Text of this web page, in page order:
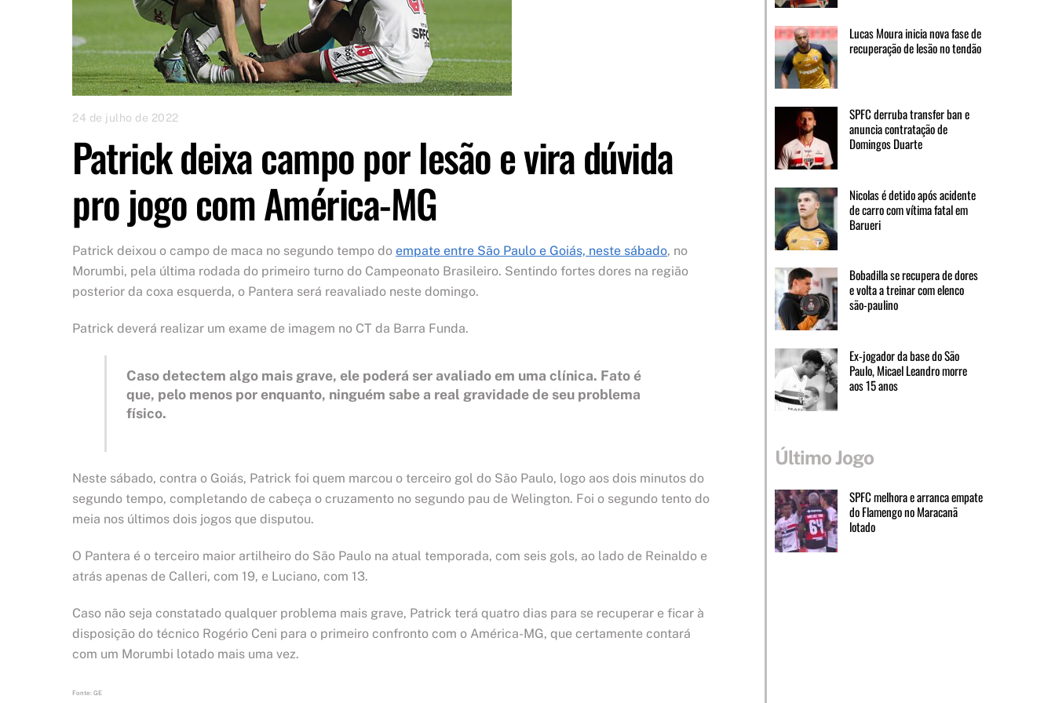
24 de julho de 2022
Patrick deixa campo por lesão e vira dúvida
pro jogo com América-MG
Patrick deixou o campo de maca no segundo tempo do empate entre São Paulo e Goiás, neste sábado, no
Morumbi, pela última rodada do primeiro turno do Campeonato Brasileiro. Sentindo fortes dores na região
posterior da coxa esquerda, o Pantera será reavaliado neste domingo.
Patrick deverá realizar um exame de imagem no CT da Barra Funda.
Caso detectem algo mais grave, ele poderá ser avaliado em uma clínica. Fato é
que, pelo menos por enquanto, ninguém sabe a real gravidade de seu problema
físico.
Neste sábado, contra o Goiás, Patrick foi quem marcou o terceiro gol do São Paulo, logo aos dois minutos do
segundo tempo, completando de cabeça o cruzamento no segundo pau de Welington. Foi o segundo tento do
meia nos últimos dois jogos que disputou.
O Pantera é o terceiro maior artilheiro do São Paulo na atual temporada, com seis gols, ao lado de Reinaldo e
atrás apenas de Calleri, com 19, e Luciano, com 13.
Caso não seja constatado qualquer problema mais grave, Patrick terá quatro dias para se recuperar e ficar à
disposição do técnico Rogério Ceni para o primeiro confronto com o América-MG, que certamente contará
com um Morumbi lotado mais uma vez.
Fonte: GE
Lucas Moura inicia nova fase de
recuperação de lesão no tendão
SPFC derruba transfer ban e
anuncia contratação de
Domingos Duarte
Nicolas é detido após acidente
de carro com vítima fatal em
Barueri
Bobadilla se recupera de dores
e volta a treinar com elenco
são-paulino
Ex-jogador da base do São
Paulo, Micael Leandro morre
aos 15 anos
Último Jogo
SPFC melhora e arranca empate
do Flamengo no Maracanã
lotado